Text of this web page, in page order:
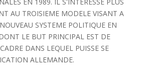
AU TROISIEME MODELE VISANT A
SYSTEME POLITIQUE EN
LE BUT PRINCIPAL EST DE
DANS LEQUEL PUISSE SE
ALLEMANDE.